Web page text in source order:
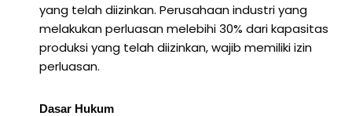
yang telah diizinkan. Perusahaan industri yang
melakukan perluasan melebihi 30% dari kapasitas
produksi yang telah diizinkan, wajib memiliki izin
perluasan.
Dasar Hukum